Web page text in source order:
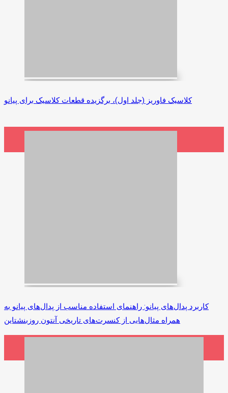
کلاسیک فاوریز (جلد اول)، برگزیده قطعات کلاسیک برای پیانو
کاربرد پدال‌های پیانو: راهنمای استفاده مناسب از پدال‌های پیانو به
همراه مثال‌هایی از کنسرت‌های تاریخی آنتون روزبنشتاین